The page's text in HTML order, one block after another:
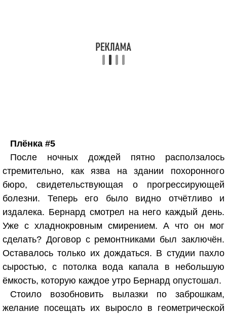
Плёнка #5
После ночных дождей пятно расползалось
стремительно, как язва на здании похоронного
бюро, свидетельствующая о прогрессирующей
болезни. Теперь его было видно отчётливо и
издалека. Бернард смотрел на него каждый день.
Уже с хладнокровным смирением. А что он мог
сделать? Договор с ремонтниками был заключён.
Оставалось только их дождаться. В студии пахло
сыростью, с потолка вода капала в небольшую
ёмкость, которую каждое утро Бернард опустошал.
Стоило возобновить вылазки по заброшкам,
желание посещать их выросло в геометрической